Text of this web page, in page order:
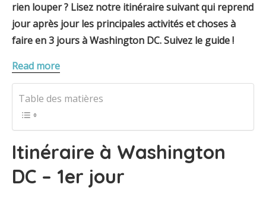
rien louper ? Lisez notre itinéraire suivant qui reprend
jour après jour les principales activités et choses à
faire en 3 jours à Washington DC. Suivez le guide !
Read more
Table des matières
Itinéraire à Washington
DC – 1er jour